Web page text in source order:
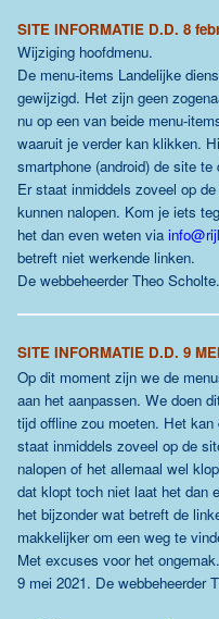
SITE INFORMATIE D.D. 8
Wijziging hoofdmenu.
De menu-items Landelijke
gewijzigd. Het zijn geen
nu op een van beide menu-
waaruit je verder kan klikken.
smartphone (android) de site te
Er staat inmiddels zoveel op
kunnen nalopen. Kom je iets
het dan even weten via
betreft niet werkende linken.
De webbeheerder Theo Scholte.
SITE INFORMATIE D.D. 9
Op dit moment zijn we de
aan het aanpassen. We doen
tijd offline zou moeten. Het
staat inmiddels zoveel op de
nalopen of het allemaal wel
dat klopt toch niet laat het dan
het bijzonder wat betreft de
makkelijker om een weg te
Met excuses voor het ongemak.
9 mei 2021. De webbeheerder